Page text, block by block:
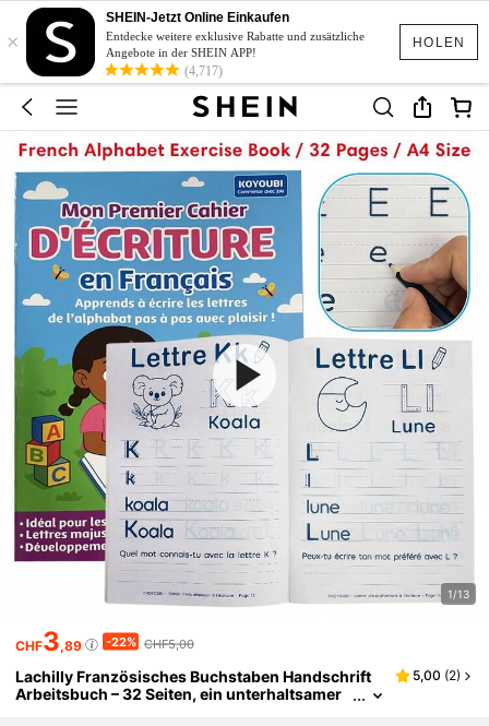
HOLEN
×
SHEIN-Jetzt Online Einkaufen
Entdecke weitere exklusive Rabatte und zusätzliche
Angebote in der SHEIN APP!
(4,717)
1/13
CHF3,89 -22% CHF5,00
Lachilly Französisches Buchstaben Handschrift
Arbeitsbuch – 32 Seiten, ein unterhaltsamer
5,00 (2)